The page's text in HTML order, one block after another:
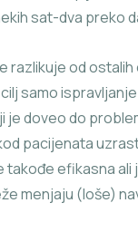
sat-dva preko
razlikuje od
samo
je doveo do
pacijenata
takođe efikasna
menjaju (loše)